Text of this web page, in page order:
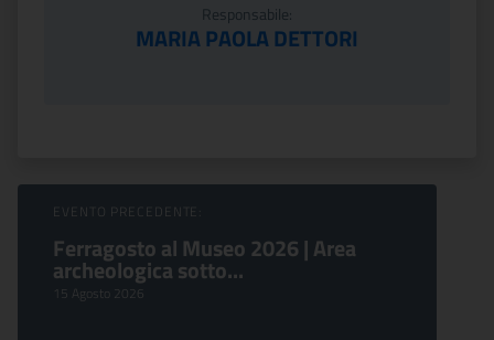
Responsabile:
MARIA PAOLA DETTORI
Sfoglia Eventi
EVENTO PRECEDENTE:
Ferragosto al Museo 2026 | Area
archeologica sotto...
15 Agosto 2026